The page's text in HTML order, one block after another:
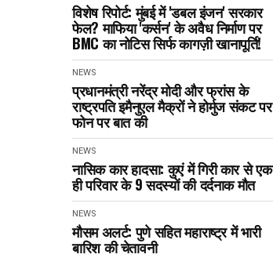
विशेष रिपोर्ट: मुंबई में 'डबल इंजन' सरकार
फेल? माफिया 'कर्सन' के अवैध निर्माण पर
BMC का नोटिस सिर्फ कागज़ी खानापूर्ति!
NEWS
प्रधानमंत्री नरेंद्र मोदी और फ्रांस के
राष्ट्रपति इमैनुएल मैक्रों ने होर्मुज संकट पर
फोन पर बात की
NEWS
नासिक कार हादसा: कुएं में गिरी कार से एक
ही परिवार के 9 सदस्यों की दर्दनाक मौत
NEWS
मौसम अलर्ट: पुणे सहित महाराष्ट्र में भारी
बारिश की चेतावनी